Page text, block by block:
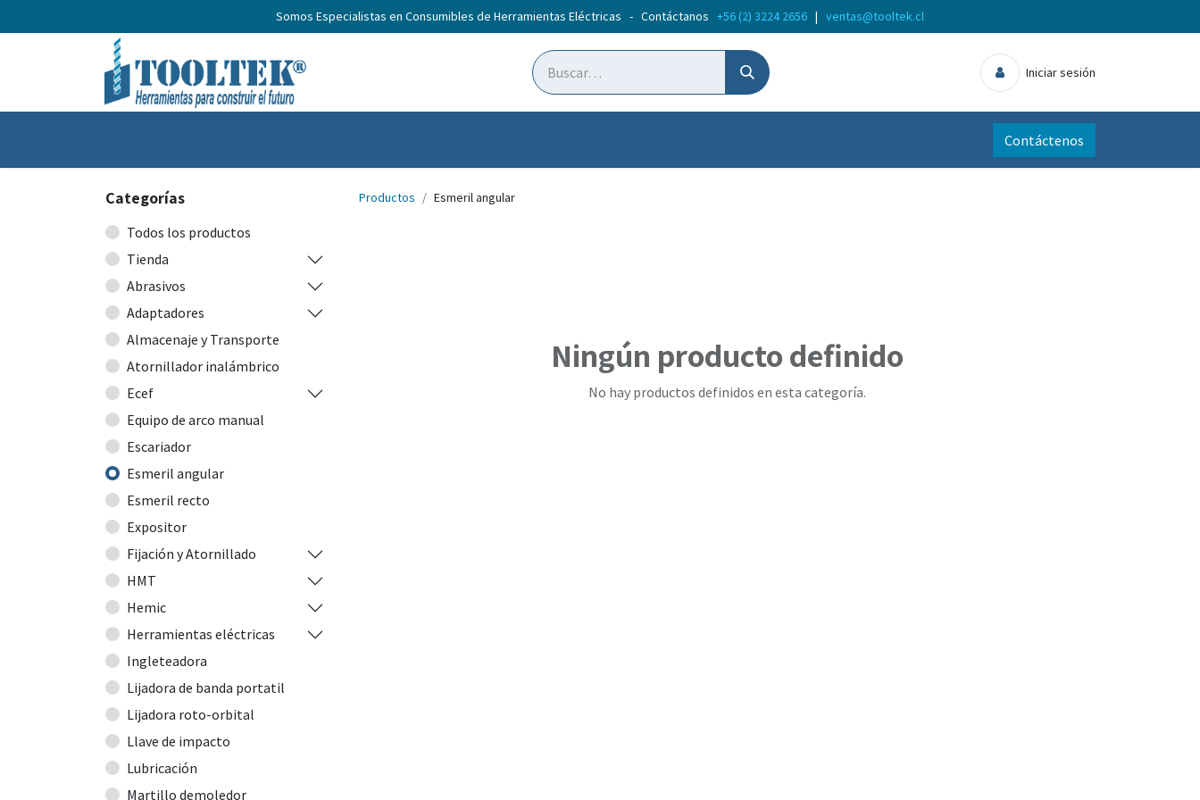
Somos Especialistas en Consumibles de Herramientas Eléctricas - Contáctanos +56 (2) 3224 2656 | ventas@tooltek.cl
Iniciar sesión
Contáctenos
Categorías
Todos los productos
Tienda
Abrasivos
Adaptadores
Almacenaje y Transporte
Atornillador inalámbrico
Ecef
Equipo de arco manual
Escariador
Esmeril angular
Esmeril recto
Expositor
Fijación y Atornillado
HMT
Hemic
Herramientas eléctricas
Ingleteadora
Lijadora de banda portatil
Lijadora roto-orbital
Llave de impacto
Lubricación
Martillo demoledor
Productos Esmeril angular
Ningún producto definido
No hay productos definidos en esta categoría.